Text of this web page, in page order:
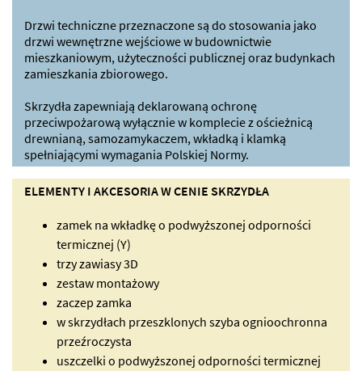
Drzwi techniczne przeznaczone są do stosowania jako
drzwi wewnętrzne wejściowe w budownictwie
mieszkaniowym, użyteczności publicznej oraz budynkach
zamieszkania zbiorowego.
Skrzydła zapewniają deklarowaną ochronę
przeciwpożarową wyłącznie w komplecie z ościeżnicą
drewnianą, samozamykaczem, wkładką i klamką
spełniającymi wymagania Polskiej Normy.
ELEMENTY I AKCESORIA W CENIE SKRZYDŁA
zamek na wkładkę o podwyższonej odporności
termicznej (Y)
trzy zawiasy 3D
zestaw montażowy
zaczep zamka
w skrzydłach przeszklonych szyba ognioochronna
przeźroczysta
uszczelki o podwyższonej odporności termicznej